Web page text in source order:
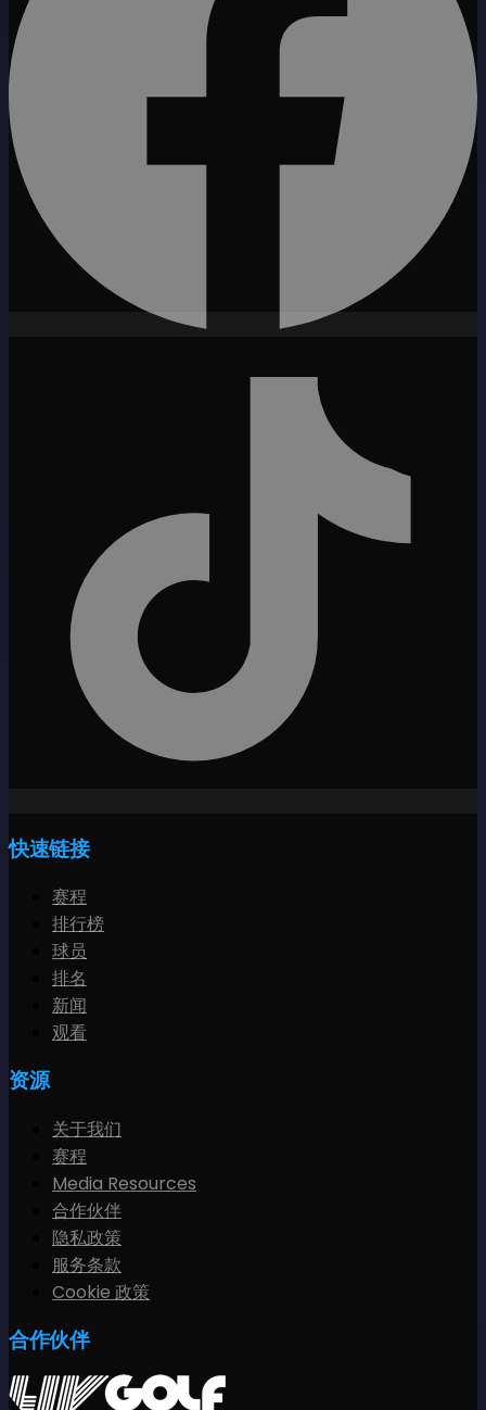
快速链接
赛程
排行榜
球员
排名
新闻
观看
资源
关于我们
赛程
Media Resources
合作伙伴
隐私政策
服务条款
Cookie 政策
合作伙伴